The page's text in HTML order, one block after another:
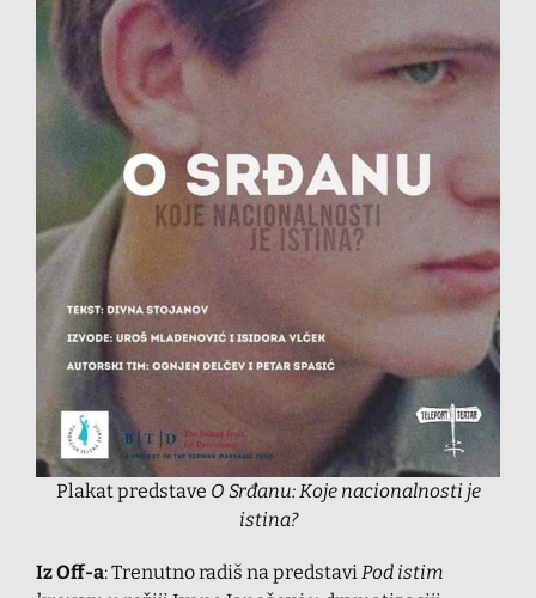
Plakat predstave O Srđanu: Koje nacionalnosti je
istina?
Iz Off-a: Trenutno radiš na predstaviPod istim